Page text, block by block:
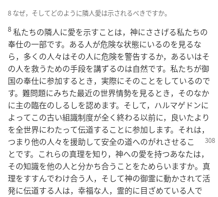
8 なぜ，そしてどのように隣人愛は示されるべきですか。
8 私たちの隣人に愛を示すことは，神にささげる私たちの
奉仕の一部です。ある人が危険な状態にいるのを見るな
ら，多くの人々はその人に危険を警告するか，あるいはそ
の人を救うための手段を講ずるのは自然です。私たちが御
国の奉仕に参加するとき，実際にそのことをしているので
す。難問題にみちた最近の世界情勢を見るとき，そのなか
に主の臨在のしるしを認めます。そして，ハルマゲドンに
よってこの古い組識制度が全く終わる以前に，良いたより
を全世界にわたって伝道することに参加します。それは，
つまり他の人々を援助して安全の道へのがれさせるこ
とです。これらの真理を知り，神への愛を持つあなたは，
その知識を他の人と分かち合うことをためらいますか。真
理をすすんでわけ合う人，そして神の御霊に動かされて活
発に伝道する人は，幸福な人，霊的に目ざめている人で